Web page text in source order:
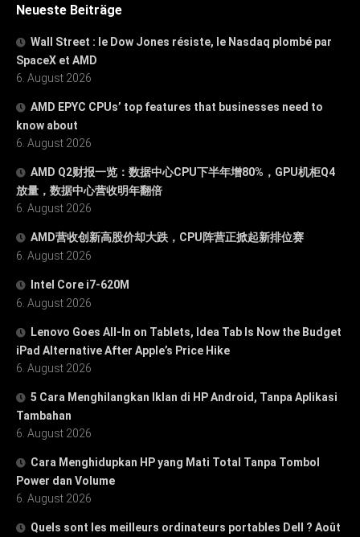
Neueste Beiträge
Wall Street : le Dow Jones résiste, le Nasdaq plombé par
SpaceX et AMD
6. August 2026
AMD EPYC CPUs’ top features that businesses need to
know about
6. August 2026
AMD Q2财报一览：数据中心CPU下半年增80%，GPU机柜Q4
放量，数据中心营收明年翻倍
6. August 2026
AMD营收创新高股价却大跌，CPU阵营正掀起新排位赛
6. August 2026
Intel Core i7-620M
6. August 2026
Lenovo Goes All-In on Tablets, Idea Tab Is Now the Budget
iPad Alternative After Apple’s Price Hike
6. August 2026
5 Cara Menghilangkan Iklan di HP Android, Tanpa Aplikasi
Tambahan
6. August 2026
Cara Menghidupkan HP yang Mati Total Tanpa Tombol
Power dan Volume
6. August 2026
Quels sont les meilleurs ordinateurs portables Dell ? Août